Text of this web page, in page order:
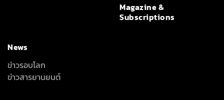
Magazine &
Subscriptions
News
ข่าวรอบโลก
ข่าวสารยานยนต์